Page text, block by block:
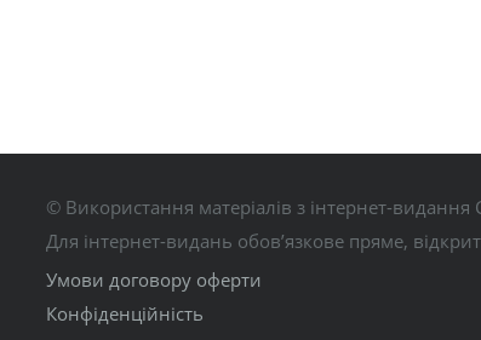
© Використання матеріалів з інтернет-
Для інтернет-видань обов’язкове пряме,
Умови договору оферти
Конфіденційність